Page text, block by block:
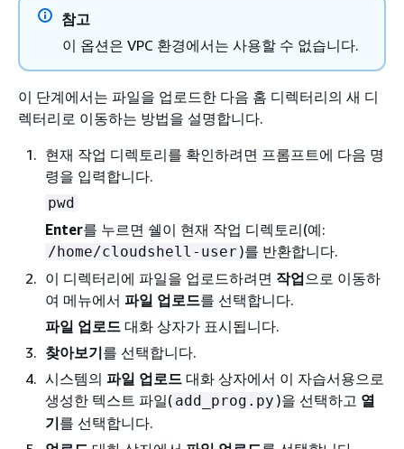
참고
이 옵션은 VPC 환경에서는 사용할 수 없습니다.
이 단계에서는 파일을 업로드한 다음 홈 디렉터리의 새 디
렉터리로 이동하는 방법을 설명합니다.
현재 작업 디렉토리를 확인하려면 프롬프트에 다음 명
령을 입력합니다.
pwd
Enter를 누르면 쉘이 현재 작업 디렉토리(예:
/home/cloudshell-user )를 반환합니다.
이 디렉터리에 파일을 업로드하려면 작업으로 이동하
여 메뉴에서 파일 업로드를 선택합니다.
파일 업로드 대화 상자가 표시됩니다.
찾아보기를 선택합니다.
시스템의 파일 업로드 대화 상자에서 이 자습서용으로
생성한 텍스트 파일( add_prog.py )을 선택하고 열
기를 선택합니다.